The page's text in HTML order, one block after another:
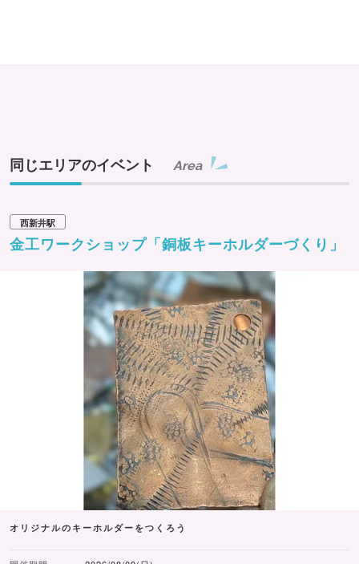
同じエリアのイベント Area
西新井駅
金工ワークショップ「銅板キーホルダーづくり」
オリジナルのキーホルダーをつくろう